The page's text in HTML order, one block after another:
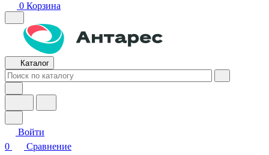
0 Корзина
Каталог
Войти
0
Сравнение